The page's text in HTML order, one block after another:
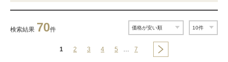
検索結果 70件
1 2 3 4 5 … 7